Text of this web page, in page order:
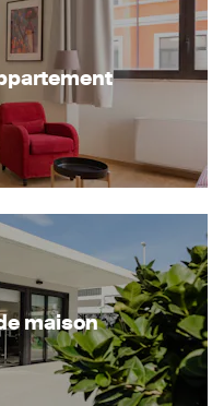
maison